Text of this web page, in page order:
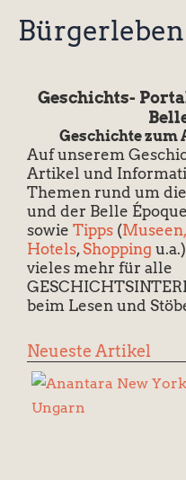
InhaltBürgerleben
Geschichts-
Geschichte zum
Auf unserem
Artikel und
Themen rund um
und der Belle Époque
sowie Tipps (Museen,
Hotels,Shopping
vieles mehr für alle
beim Lesen und
Neueste Artikel